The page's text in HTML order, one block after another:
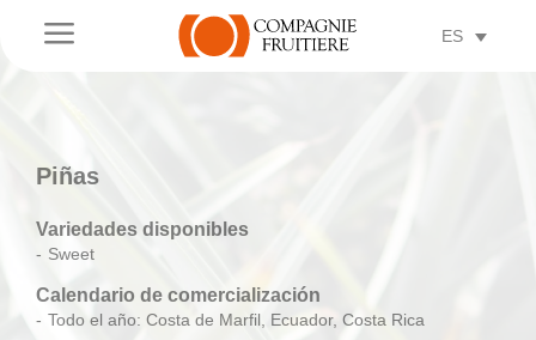
a ES
Piñas
Variedades disponibles
Sweet
Calendario de comercialización
Todo el año: Costa de Marfil, Ecuador, Costa Rica